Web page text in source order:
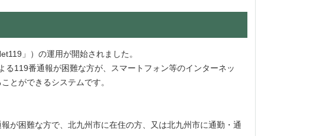
」）の運用が開始されました。
119番通報が困難な方が、スマートフォン等のインターネッ
とができるシステムです。
が困難な方で、北九州市に在住の方、又は北九州市に通勤・通